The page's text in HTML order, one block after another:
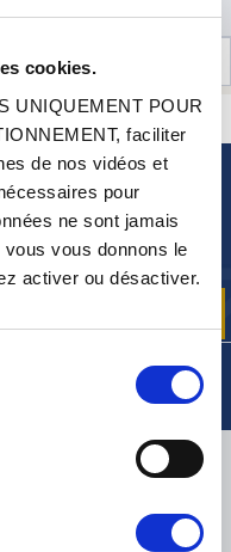
cookies.
UNIQUEMENT POUR
faciliter
de nos vidéos et
pour
ne sont jamais
vous donnons le
activer ou désactiver.
CONTACTEZ-NOUS
produits